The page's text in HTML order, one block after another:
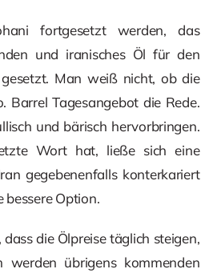
fortgesetzt werden, das
und iranisches Öl für den
Man weiß nicht, ob die
Tagesangebot die Rede.
und bärisch hervorbringen.
Wort hat, ließe sich eine
gegebenenfalls konterkariert
Option.
die Ölpreise täglich steigen,
übrigens kommenden